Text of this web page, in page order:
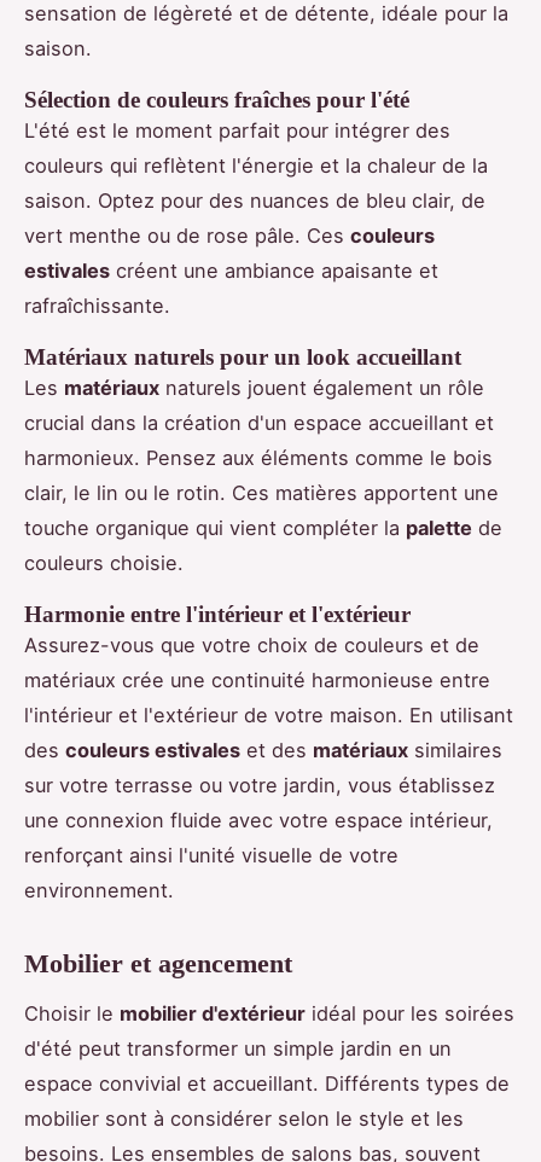
sensation de légèreté et de détente, idéale pour la
saison.
Sélection de couleurs fraîches pour l'été
L'été est le moment parfait pour intégrer des
couleurs qui reflètent l'énergie et la chaleur de la
saison. Optez pour des nuances de bleu clair, de
vert menthe ou de rose pâle. Ces couleurs
estivales créent une ambiance apaisante et
rafraîchissante.
Matériaux naturels pour un look accueillant
Les matériaux naturels jouent également un rôle
crucial dans la création d'un espace accueillant et
harmonieux. Pensez aux éléments comme le bois
clair, le lin ou le rotin. Ces matières apportent une
touche organique qui vient compléter la palette de
couleurs choisie.
Harmonie entre l'intérieur et l'extérieur
Assurez-vous que votre choix de couleurs et de
matériaux crée une continuité harmonieuse entre
l'intérieur et l'extérieur de votre maison. En utilisant
des couleurs estivales et des matériaux similaires
sur votre terrasse ou votre jardin, vous établissez
une connexion fluide avec votre espace intérieur,
renforçant ainsi l'unité visuelle de votre
environnement.
Mobilier et agencement
Choisir le mobilier d'extérieur idéal pour les soirées
d'été peut transformer un simple jardin en un
espace convivial et accueillant. Différents types de
mobilier sont à considérer selon le style et les
besoins. Les ensembles de salons bas, souvent